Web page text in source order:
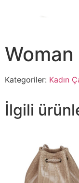
Kategoriler: Kadın
İlgili